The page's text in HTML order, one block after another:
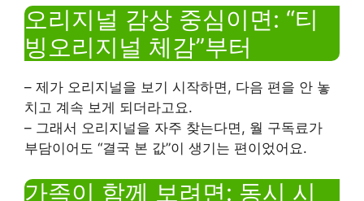
오리지널 감상 중심이면: “티
빙오리지널 체감”부터
– 제가 오리지널을 보기 시작하면, 다음 편을 안 놓
치고 계속 보게 되더라고요.
– 그래서 오리지널을 자주 찾는다면, 월 구독료가
부담이어도 “결국 본 값”이 생기는 편이었어요.
가족이 함께 보려면: 동시 시